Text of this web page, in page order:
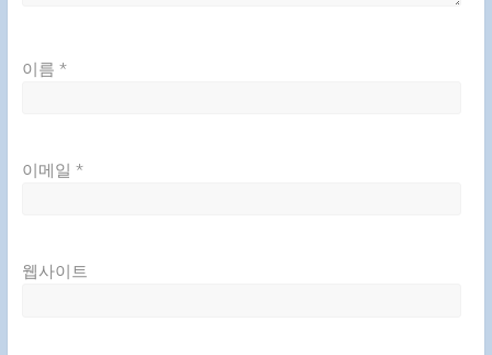
이름 *
이메일 *
웹사이트